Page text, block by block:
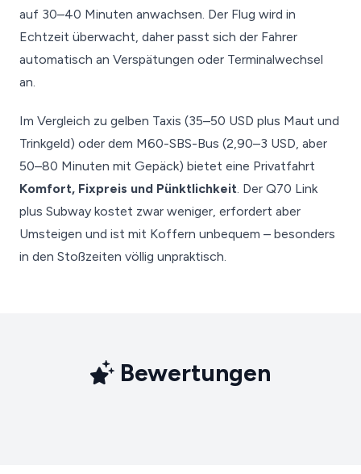
auf 30–40 Minuten anwachsen. Der Flug wird in
Echtzeit überwacht, daher passt sich der Fahrer
automatisch an Verspätungen oder Terminalwechsel
an.
Im Vergleich zu gelben Taxis (35–50 USD plus Maut und
Trinkgeld) oder dem M60-SBS-Bus (2,90–3 USD, aber
50–80 Minuten mit Gepäck) bietet eine Privatfahrt
Komfort, Fixpreis und Pünktlichkeit. Der Q70 Link
plus Subway kostet zwar weniger, erfordert aber
Umsteigen und ist mit Koffern unbequem – besonders
in den Stoßzeiten völlig unpraktisch.
Bewertungen